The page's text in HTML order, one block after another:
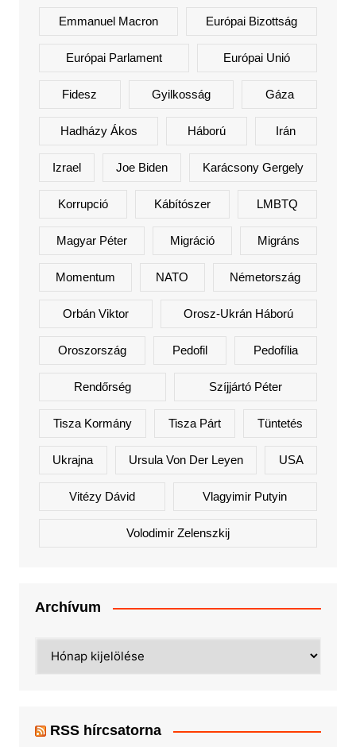
Emmanuel Macron Európai Bizottság
Európai Parlament Európai Unió
Fidesz Gyilkosság Gáza
Hadházy Ákos Háború Irán
Izrael Joe Biden Karácsony Gergely
Korrupció Kábítószer LMBTQ
Magyar Péter Migráció Migráns
Momentum NATO Németország
Orbán Viktor Orosz-Ukrán Háború
Oroszország Pedofil Pedofília
Rendőrség Szíjjártó Péter
Tisza Kormány Tisza Párt Tüntetés
Ukrajna Ursula Von Der Leyen USA
Vitézy Dávid Vlagyimir Putyin
Volodimir Zelenszkij
Archívum
RSS hírcsatorna